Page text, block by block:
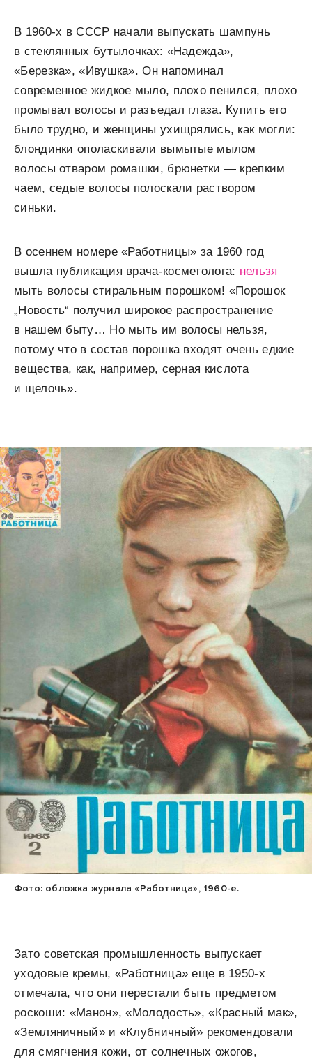
В 1960-х в СССР начали выпускать шампунь
в стеклянных бутылочках: «Надежда»,
«Березка», «Ивушка». Он напоминал
современное жидкое мыло, плохо пенился, плохо
промывал волосы и разъедал глаза. Купить его
было трудно, и женщины ухищрялись, как могли:
блондинки ополаскивали вымытые мылом
волосы отваром ромашки, брюнетки — крепким
чаем, седые волосы полоскали раствором
синьки.
В осеннем номере «Работницы» за 1960 год
вышла публикация врача-косметолога: нельзя
мыть волосы стиральным порошком! «Порошок
„Новость“ получил широкое распространение
в нашем быту… Но мыть им волосы нельзя,
потому что в состав порошка входят очень едкие
вещества, как, например, серная кислота
и щелочь».
Фото: обложка журнала «Работница», 1960-е.
Зато советская промышленность выпускает
уходовые кремы, «Работница» еще в 1950-х
отмечала, что они перестали быть предметом
роскоши: «Манон», «Молодость», «Красный мак»,
«Земляничный» и «Клубничный» рекомендовали
для смягчения кожи, от солнечных ожогов,